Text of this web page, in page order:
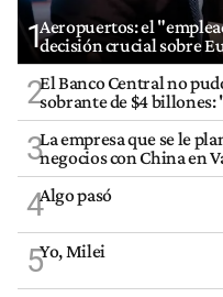
1Aeropuertos: el
decisión crucial sobre
2El Banco Central no
sobrante de $4
3La empresa que se le
negocios con China en
4Algo pasó
5Yo, Milei